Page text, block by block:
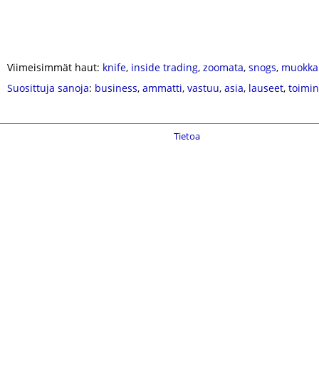
Viimeisimmät haut: knife, inside trading, zoomata, snogs,
Suosittuja sanoja: business, ammatti, vastuu, asia, lauseet,
Tietoa